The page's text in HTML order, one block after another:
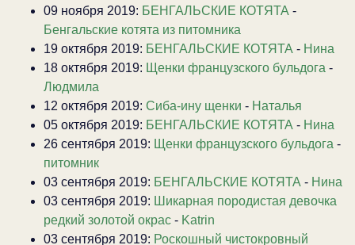
09 ноября 2019: БЕНГАЛЬСКИЕ КОТЯТА -
Бенгальские котята из питомника
19 октября 2019: БЕНГАЛЬСКИЕ КОТЯТА - Нина
18 октября 2019: Щенки французского бульдога -
Людмила
12 октября 2019: Сиба-ину щенки - Наталья
05 октября 2019: БЕНГАЛЬСКИЕ КОТЯТА - Нина
26 сентября 2019: Щенки французского бульдога -
питомник
03 сентября 2019: БЕНГАЛЬСКИЕ КОТЯТА - Нина
03 сентября 2019: Шикарная породистая девочка
редкий золотой окрас - Katrin
03 сентября 2019: Роскошный чистокровный